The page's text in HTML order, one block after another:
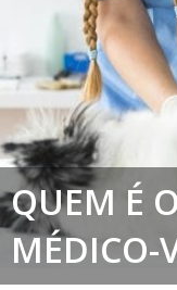
QUEM É
MÉDICO-